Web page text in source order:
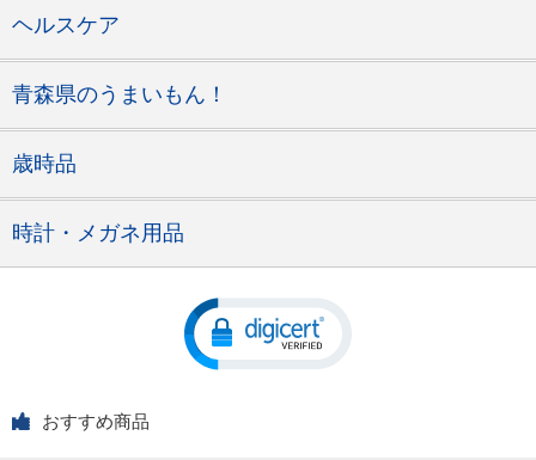
ヘルスケア
青森県のうまいもん！
歳時品
時計・メガネ用品
おすすめ商品